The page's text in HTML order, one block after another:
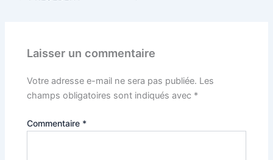
Laisser un commentaire
Votre adresse e-mail ne sera pas publiée. Les
champs obligatoires sont indiqués avec *
Commentaire *